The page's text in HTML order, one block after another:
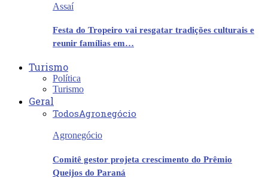
Assaí
Festa do Tropeiro vai resgatar tradições culturais e
reunir famílias em…
Turismo
Política
Turismo
Geral
TodosAgronegócio
Agronegócio
Comitê gestor projeta crescimento do Prêmio
Queijos do Paraná